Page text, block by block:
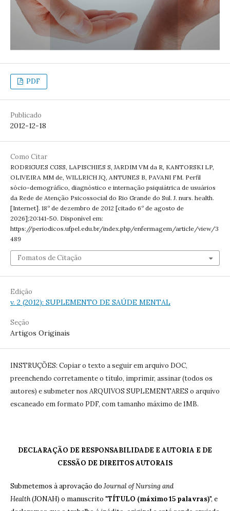
PDF
Publicado
2012-12-18
Como Citar
RODRIGUES CGSS, LAPISCHIES S, JARDIM VM da R, KANTORSKI LP,
OLIVEIRA MM de, WILLRICH JQ, ANTUNES B, PAVANI FM. Perfil
sócio-demográfico, diagnóstico e internação psiquiátrica de usuários
da Rede de Atenção Psicossocial do Rio Grande do Sul. J. nurs. health.
[Internet]. 18º de dezembro de 2012 [citado 6º de agosto de
2026];20:141-50. Disponível em:
https://periodicos.ufpel.edu.br/index.php/enfermagem/article/view/3
489
Fomatos de Citação
Edição
v. 2 (2012): SUPLEMENTO DE SAÚDE MENTAL
Seção
Artigos Originais
INSTRUÇÕES: Copiar o texto a seguir em arquivo DOC,
preenchendo corretamente o título, imprimir, assinar (todos os
autores) e submeter nos ARQUIVOS SUPLEMENTARES o arquivo
escaneado em formato PDF, com tamanho máximo de 1MB.
DECLARAÇÃO DE RESPONSABILIDADE E AUTORIA E DE
CESSÃO DE DIREITOS AUTORAIS
Submetemos à aprovação do Journal of Nursing and
Health(JONAH) o manuscrito "TÍTULO (máximo 15 palavras)", e